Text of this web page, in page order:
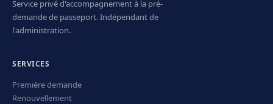
Service privé d'accompagnement à la pré-
demande de passeport. Indépendant de
l'administration.
SERVICES
Première demande
Renouvellement